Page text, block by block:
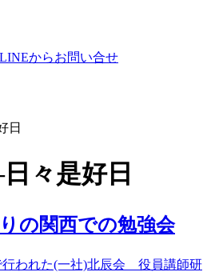
LINEからお問い合せ
日
々是好日
の関西での勉強会
行われた(一社)北辰会 役員講師研